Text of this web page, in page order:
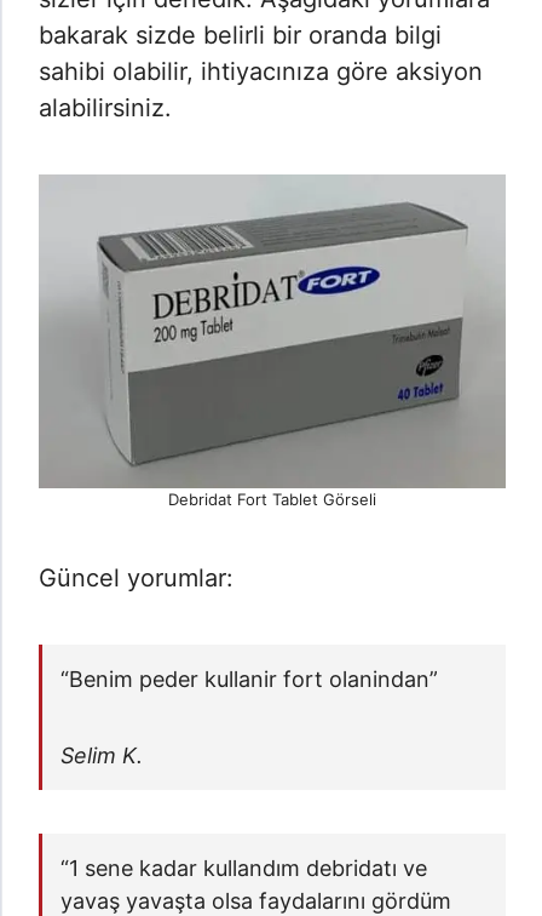
bakarak sizde belirli bir oranda bilgi
sahibi olabilir, ihtiyacınıza göre aksiyon
alabilirsiniz.
Debridat Fort Tablet Görseli
Güncel yorumlar:
“Benim peder kullanir fort olanindan”
Selim K.
“1 sene kadar kullandım debridatı ve
yavaş yavaşta olsa faydalarını gördüm